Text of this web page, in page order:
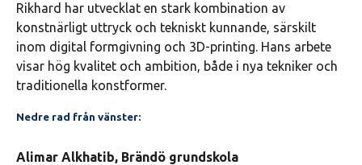
Rikhard har utvecklat en stark kombination av
konstnärligt uttryck och tekniskt kunnande, särskilt
inom digital formgivning och 3D-printing. Hans arbete
visar hög kvalitet och ambition, både i nya tekniker och
traditionella konstformer.
Nedre rad från vänster:
Alimar Alkhatib, Brändö grundskola